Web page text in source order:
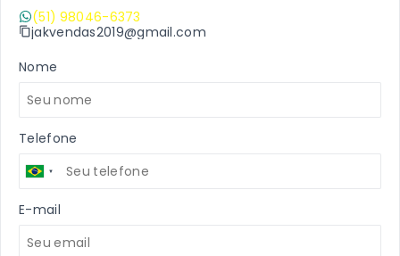
(51) 98046-6373
jakvendas2019@gmail.com
Nome
Telefone
E-mail